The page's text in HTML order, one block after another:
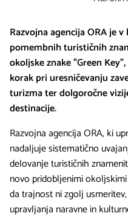
Razvojna agencija ORA je
pomembnih turističnih
okoljske znake "Green
korak pri uresničevanju
turizma ter dolgoročne
destinacije.
Razvojna agencija ORA, ki
nadaljuje sistematično
delovanje turističnih
novo pridobljenimi
da trajnost ni zgolj
upravljanja naravne in